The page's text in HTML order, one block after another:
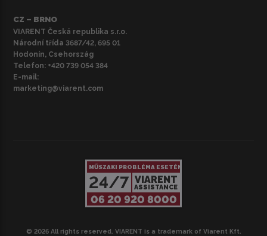
CZ – BRNO
VIARENT Česká republika s.r.o.
Národní třída 3687/42, 695 01
Hodonín, Csehország
Telefon: +420 739 054 384
E-mail:
marketing@viarent.com
MŰSZAKI PROBLÉMA ESETÉN
24/7 VIARENT
ASSISTANCE
06 20 920 8000
© 2026 All rights reserved. VIARENT is a trademark of Viarent Kft.